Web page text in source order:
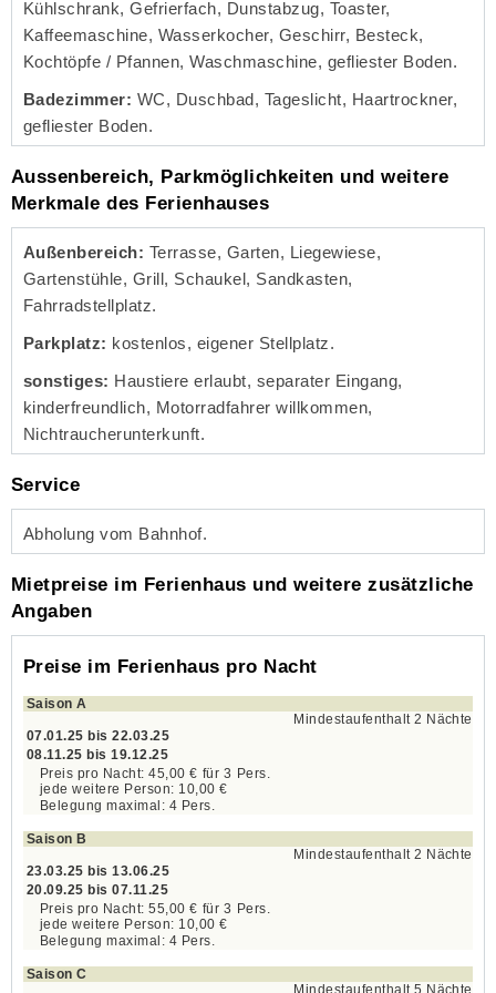
Kühlschrank, Gefrierfach, Dunstabzug, Toaster,
Kaffeemaschine, Wasserkocher, Geschirr, Besteck,
Kochtöpfe / Pfannen, Waschmaschine, gefliester Boden.
Badezimmer: WC, Duschbad, Tageslicht, Haartrockner,
gefliester Boden.
Aussenbereich, Parkmöglichkeiten und weitere
Merkmale des Ferienhauses
Außenbereich: Terrasse, Garten, Liegewiese,
Gartenstühle, Grill, Schaukel, Sandkasten,
Fahrradstellplatz.
Parkplatz: kostenlos, eigener Stellplatz.
sonstiges: Haustiere erlaubt, separater Eingang,
kinderfreundlich, Motorradfahrer willkommen,
Nichtraucherunterkunft.
Service
Abholung vom Bahnhof.
Mietpreise im Ferienhaus und weitere zusätzliche
Angaben
Preise im Ferienhaus pro Nacht
Saison A
Mindestaufenthalt 2 Nächte
07.01.25 bis 22.03.25
08.11.25 bis 19.12.25
45,00 € für 3 Pers.
10,00 €
4 Pers.
Saison B
Mindestaufenthalt 2 Nächte
23.03.25 bis 13.06.25
20.09.25 bis 07.11.25
55,00 € für 3 Pers.
10,00 €
4 Pers.
Saison C